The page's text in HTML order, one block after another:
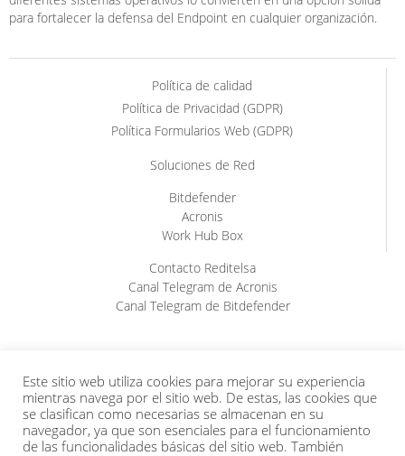
para fortalecer la defensa del Endpoint en cualquier organización.
Política de calidad
Política de Privacidad (GDPR)
Política Formularios Web (GDPR)
Soluciones de Red
Bitdefender
Acronis
Work Hub Box
Contacto Reditelsa
Canal Telegram de Acronis
Canal Telegram de Bitdefender
Este sitio web utiliza cookies para mejorar su experiencia
mientras navega por el sitio web. De estas, las cookies que
se clasifican como necesarias se almacenan en su
navegador, ya que son esenciales para el funcionamiento
de las funcionalidades básicas del sitio web. También